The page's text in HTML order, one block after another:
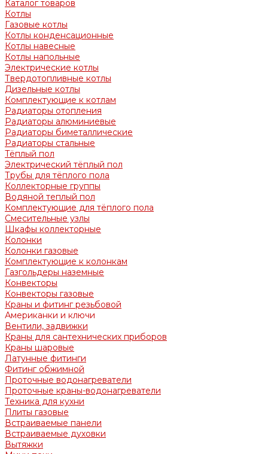
Каталог товаров
Котлы
Газовые котлы
Котлы конденсационные
Котлы навесные
Котлы напольные
Электрические котлы
Твердотопливные котлы
Дизельные котлы
Комплектующие к котлам
Радиаторы отопления
Радиаторы алюминиевые
Радиаторы биметаллические
Радиаторы стальные
Тёплый пол
Электрический тёплый пол
Трубы для тёплого пола
Коллекторные группы
Водяной теплый пол
Комплектующие для тёплого пола
Смесительные узлы
Шкафы коллекторные
Колонки
Колонки газовые
Комплектующие к колонкам
Газгольдеры наземные
Конвекторы
Конвекторы газовые
Краны и фитинг резьбовой
Американки и ключи
Вентили, задвижки
Краны для сантехнических приборов
Краны шаровые
Латунные фитинги
Фитинг обжимной
Проточные водонагреватели
Проточные краны-водонагреватели
Техника для кухни
Плиты газовые
Встраиваемые панели
Встраиваемые духовки
Вытяжки